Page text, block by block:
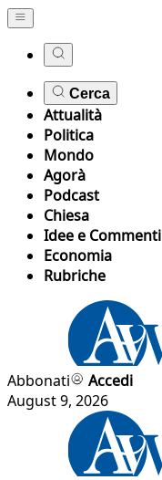
Cerca
Attualità
Politica
Mondo
Agorà
Podcast
Chiesa
Idee e Commenti
Economia
Rubriche
Abbonati
Accedi
August 9, 2026